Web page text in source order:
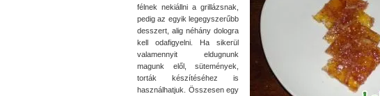
félnek nekiállni a grillázsnak,
pedig az egyik legegyszerűbb
desszert, alig néhány dologra
kell odafigyelni. Ha sikerül
valamennyit eldugnunk
magunk elől, sütemények,
torták készítéséhez is
használhatjuk. Összesen egy